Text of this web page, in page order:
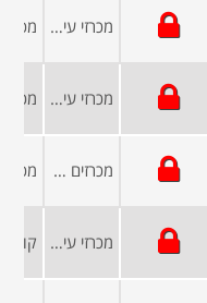
מכרזי עיריות ומועצות
מכרזי עיריות ומועצות
מכרזים ממשלתיים
מכרזי עיריות ומועצות